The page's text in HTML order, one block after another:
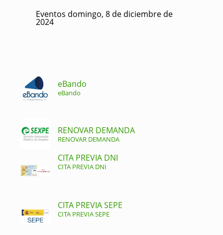
Eventos domingo, 8 de diciembre de
2024
eBando
eBando
RENOVAR DEMANDA
RENOVAR DEMANDA
CITA PREVIA DNI
CITA PREVIA DNI
CITA PREVIA SEPE
CITA PREVIA SEPE